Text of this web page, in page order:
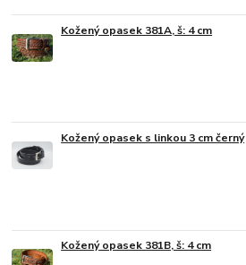
Kožený opasek 381A, š: 4 cm
Kožený opasek s linkou 3 cm černý
Kožený opasek 381B, š: 4 cm